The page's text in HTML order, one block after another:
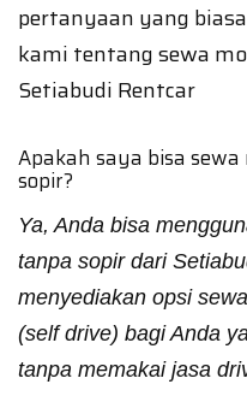
pertanyaan yang
kami tentang sewa
Setiabudi Rentcar
Apakah saya bisa
sopir?
Ya, Anda bisa
tanpa sopir dari
menyediakan opsi
(self drive) bagi Anda
tanpa memakai jasa